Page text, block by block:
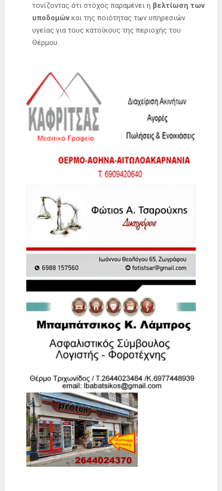
τονίζοντας ότι στόχος παραμένει η βελτίωση των
υποδομώνκαι της ποιότητας των υπηρεσιών
υγείας για τους κατοίκους της περιοχής του
Θέρμου.